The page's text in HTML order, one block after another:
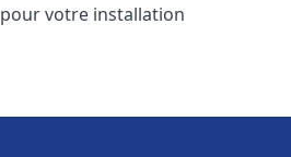
pour votre installation